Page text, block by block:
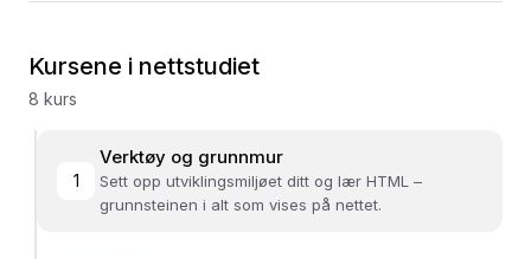
som dokumenterer kompetansen din. Dette nettstudiet (av
mange omtalt som et nettstudie) tar deg fra nybegynner til
Kursene i nettstudiet
8 kurs
1
Verktøy og grunnmur
Sett opp utviklingsmiljøet ditt og lær HTML –
grunnsteinen i alt som vises på nettet.